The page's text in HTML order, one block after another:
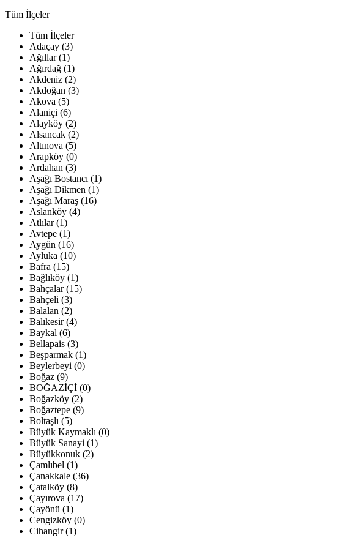
Tüm İlçeler
Tüm İlçeler
Adaçay (3)
Ağıllar (1)
Ağırdağ (1)
Akdeniz (2)
Akdoğan (3)
Akova (5)
Alaniçi (6)
Alayköy (2)
Alsancak (2)
Altınova (5)
Arapköy (0)
Ardahan (3)
Aşağı Bostancı (1)
Aşağı Dikmen (1)
Aşağı Maraş (16)
Aslanköy (4)
Atlılar (1)
Avtepe (1)
Aygün (16)
Ayluka (10)
Bafra (15)
Bağlıköy (1)
Bahçalar (15)
Bahçeli (3)
Balalan (2)
Balıkesir (4)
Baykal (6)
Bellapais (3)
Beşparmak (1)
Beylerbeyi (0)
Boğaz (9)
BOĞAZİÇİ (0)
Boğazköy (2)
Boğaztepe (9)
Boltaşlı (5)
Büyük Kaymaklı (0)
Büyük Sanayi (1)
Büyükkonuk (2)
Çamlıbel (1)
Çanakkale (36)
Çatalköy (8)
Çayırova (17)
Çayönü (1)
Cengizköy (0)
Cihangir (1)